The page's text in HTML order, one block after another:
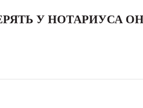
У НОТАРИУСА